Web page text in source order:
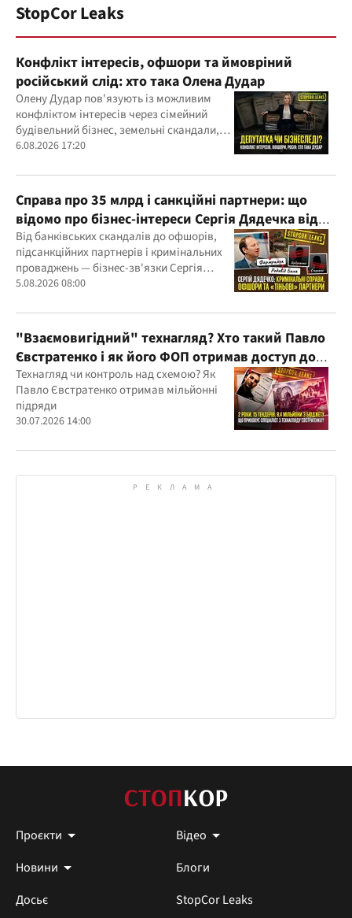
StopCor Leaks
Конфлікт інтересів, офшори та ймовріний
російський слід: хто така Олена Дудар
Олену Дудар пов'язують із можливим
конфліктом інтересів через сімейний
будівельний бізнес, земельні скандали,
судові справи
6.08.2026 17:20
Справа про 35 млрд і санкційні партнери: що
відомо про бізнес-інтереси Сергія Дядечка від
"Родовід Банку" до "ФАРМАСЕЛ"
Від банківських скандалів до офшорів,
підсанкційних партнерів і кримінальних
проваджень — бізнес-зв'язки Сергія
Дядечка й досі простягаються через
5.08.2026 08:00
"Взаємовигідний" технагляд? Хто такий Павло
Євстратенко і як його ФОП отримав доступ до
бюджетних мільйонів?
Технагляд чи контроль над схемою? Як
Павло Євстратенко отримав мільйонні
підряди
30.07.2026 14:00
Проєкти
Відео
Новини
Блоги
Досьє
StopCor Leaks